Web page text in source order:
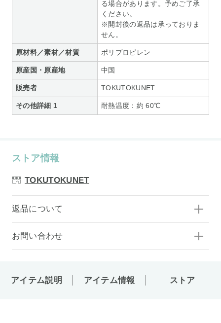
る場合があります。予めご了承
ください。
※開封後の返品は承っておりま
せん。
原材料／素材／材質 ポリプロピレン
原産国・原産地 中国
販売者 TOKUTOKUNET
その他詳細 1 耐熱温度：約 60℃
ストア情報
TOKUTOKUNET
返品について
お問い合わせ
アイテム説明 アイテム情報 ストア